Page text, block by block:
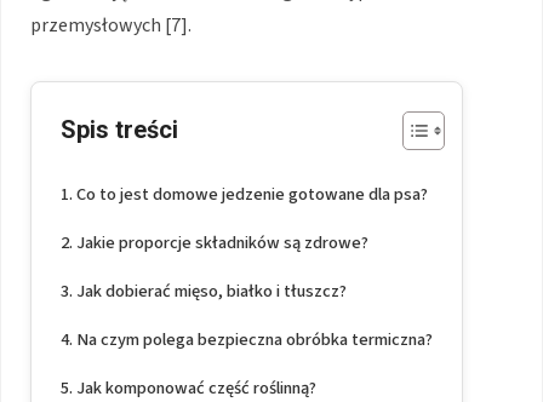
przemysłowych [7].
Spis treści
Co to jest domowe jedzenie gotowane dla psa?
Jakie proporcje składników są zdrowe?
Jak dobierać mięso, białko i tłuszcz?
Na czym polega bezpieczna obróbka termiczna?
Jak komponować część roślinną?